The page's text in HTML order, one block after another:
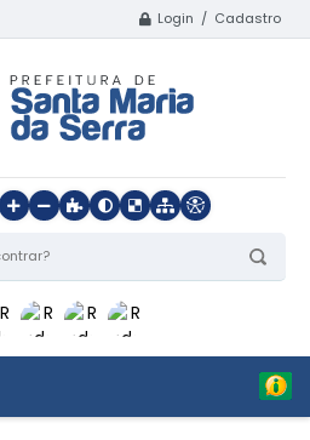
Login / Cadastro